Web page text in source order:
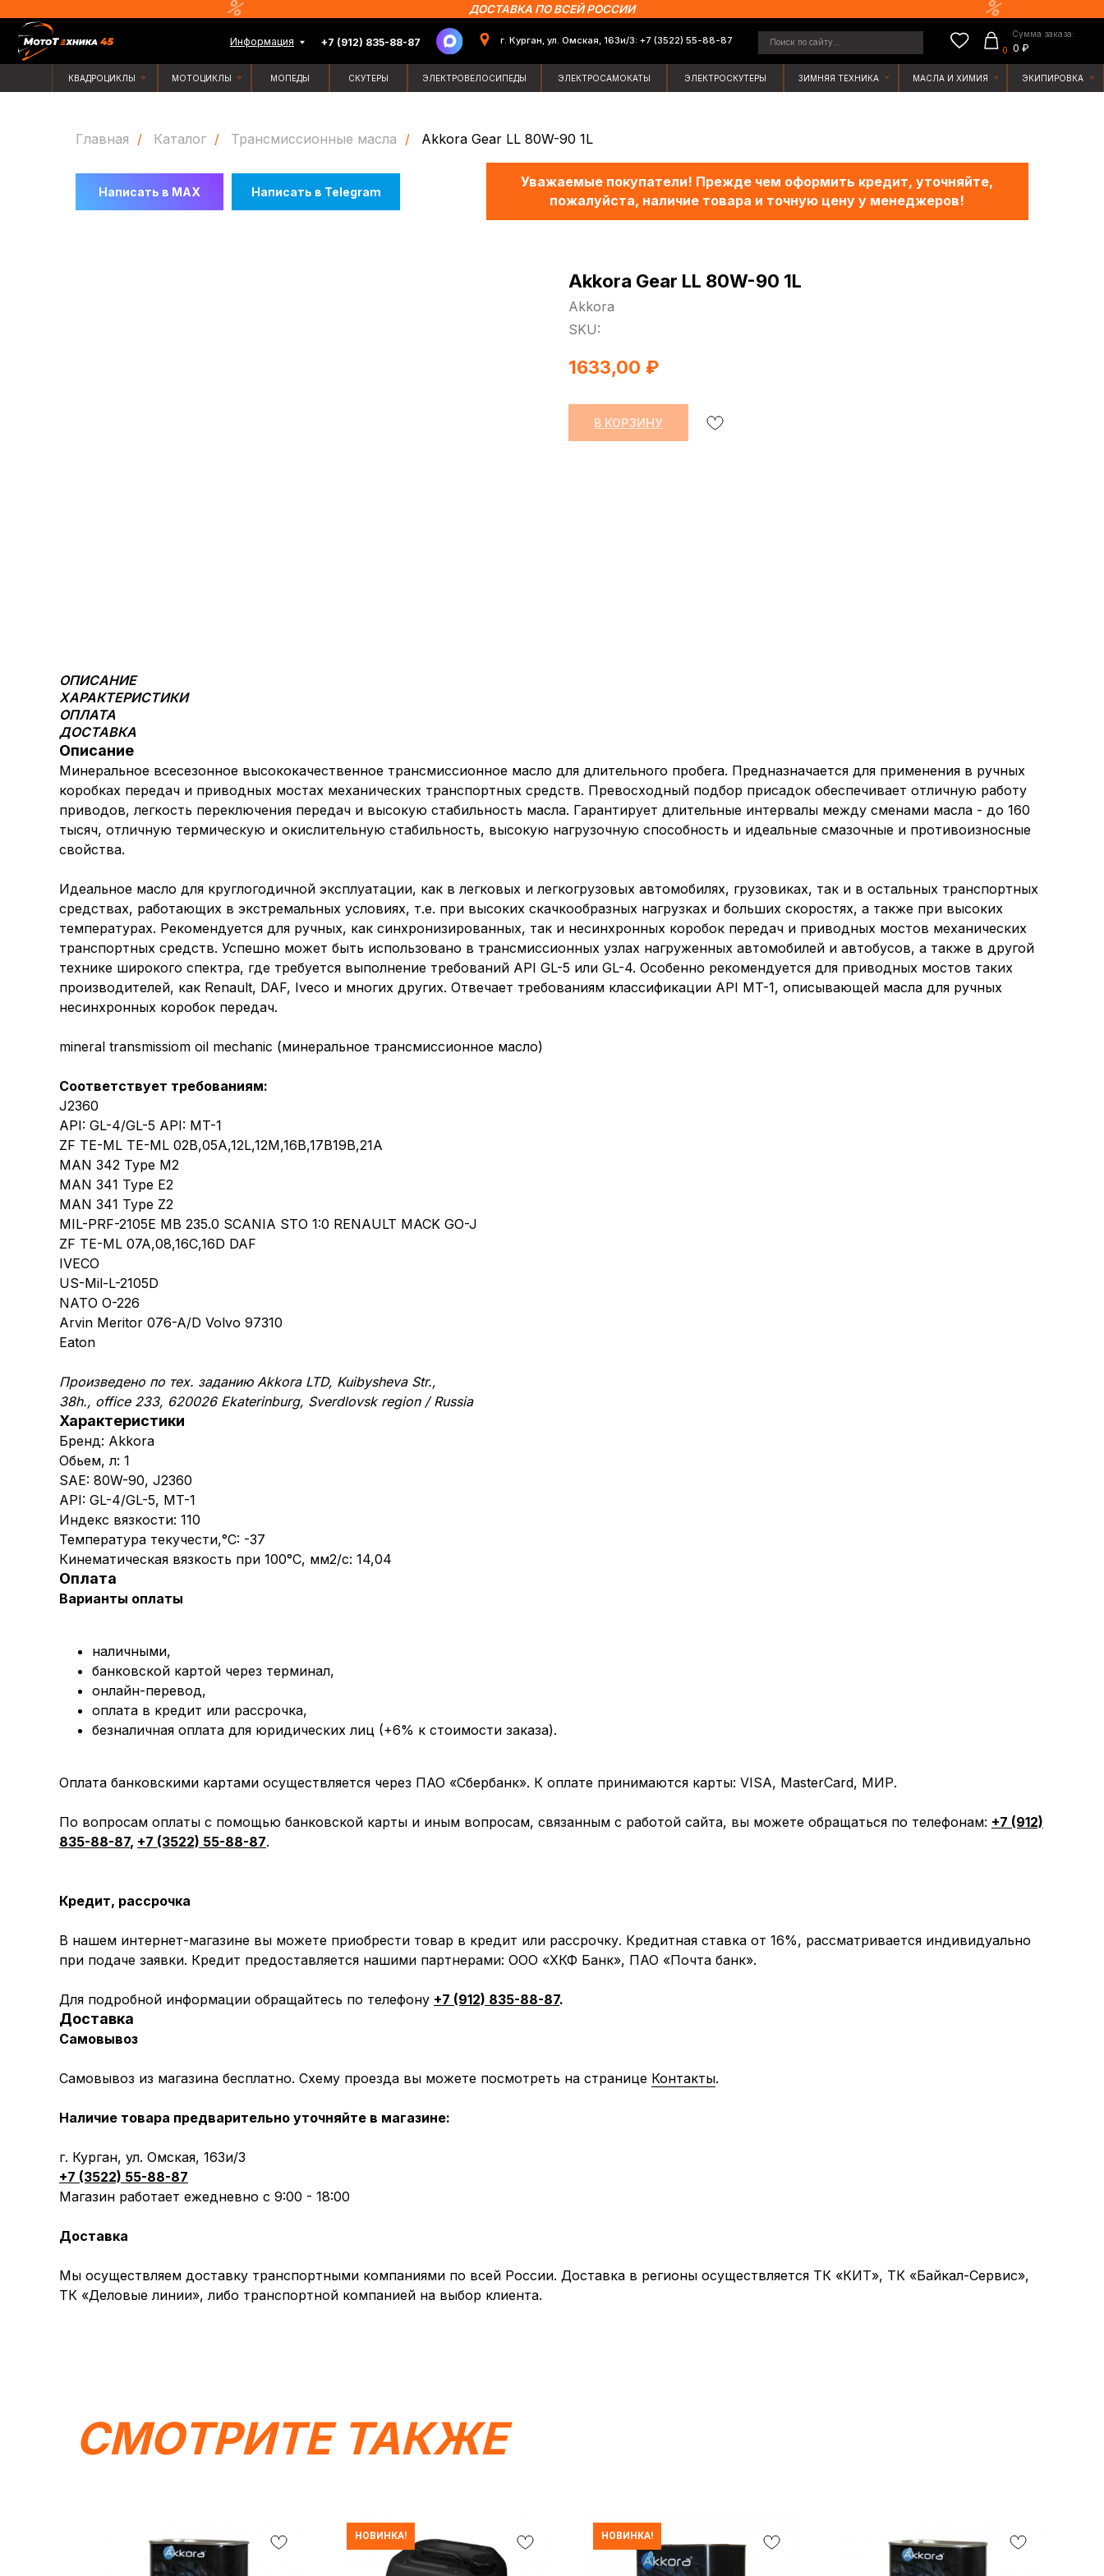
Информация Поиск по сайту...
+7 (912) 835-88-87
Сумма заказа:
г. Курган, ул. Омская, 163и/3: +7 (3522) 55-88-87
ДОСТАВКА ПО ВСЕЙ РОССИИ
Главная / Каталог / Трансмиссионные масла / Akkora Gear LL 80W-90 1L
Написать в MAX Написать в Telegram
Уважаемые покупатели! Прежде чем оформить кредит, уточняйте,
пожалуйста, наличие товара и точную цену у менеджеров!
Akkora Gear LL 80W-90 1L
Akkora
SKU:
1633,00 ₽
В КОРЗИНУ
ОПИСАНИЕ
ХАРАКТЕРИСТИКИ
ОПЛАТА
ДОСТАВКА
Описание
Минеральное всесезонное высококачественное трансмиссионное масло для длительного пробега. Предназначается для применения в ручных
коробках передач и приводных мостах механических транспортных средств. Превосходный подбор присадок обеспечивает отличную работу
приводов, легкость переключения передач и высокую стабильность масла. Гарантирует длительные интервалы между сменами масла - до 160
тысяч, отличную термическую и окислительную стабильность, высокую нагрузочную способность и идеальные смазочные и противоизносные
свойства.
Идеальное масло для круглогодичной эксплуатации, как в легковых и легкогрузовых автомобилях, грузовиках, так и в остальных транспортных
средствах, работающих в экстремальных условиях, т.е. при высоких скачкообразных нагрузках и больших скоростях, а также при высоких
температурах. Рекомендуется для ручных, как синхронизированных, так и несинхронных коробок передач и приводных мостов механических
транспортных средств. Успешно может быть использовано в трансмиссионных узлах нагруженных автомобилей и автобусов, а также в другой
технике широкого спектра, где требуется выполнение требований API GL-5 или GL-4. Особенно рекомендуется для приводных мостов таких
производителей, как Renault, DAF, Iveco и многих других. Отвечает требованиям классификации API MT-1, описывающей масла для ручных
несинхронных коробок передач.
mineral transmissiom oil mechanic (минеральное трансмиссионное масло)
Соответствует требованиям:
J2360
API: GL-4/GL-5 API: MT-1
ZF TE-ML TE-ML 02B,05A,12L,12M,16B,17B19B,21A
MAN 342 Type M2
MAN 341 Type E2
MAN 341 Type Z2
MIL-PRF-2105E MB 235.0 SCANIA STO 1:0 RENAULT MACK GO-J
ZF TE-ML 07A,08,16C,16D DAF
IVECO
US-Mil-L-2105D
NATO O-226
Arvin Meritor 076-A/D Volvo 97310
Eaton
Произведено по тех. заданию Akkora LTD, Kuibysheva Str.,
38h., office 233, 620026 Ekaterinburg, Sverdlovsk region / Russia
Характеристики
Бренд: Akkora
Обьем, л: 1
SAE: 80W-90, J2360
API: GL-4/GL-5, MT-1
Индекс вязкости: 110
Температура текучести,°C: -37
Кинематическая вязкость при 100°C, мм2/с: 14,04
Оплата
Варианты оплаты
наличными,
банковской картой через терминал,
онлайн-перевод,
оплата в кредит или рассрочка,
безналичная оплата для юридических лиц (+6% к стоимости заказа).
Оплата банковскими картами осуществляется через ПАО «Сбербанк». К оплате принимаются карты: VISA, MasterCard, МИР.
По вопросам оплаты с помощью банковской карты и иным вопросам, связанным с работой сайта, вы можете обращаться по телефонам: +7 (912)
835-88-87, +7 (3522) 55-88-87.
Кредит, рассрочка
В нашем интернет-магазине вы можете приобрести товар в кредит или рассрочку. Кредитная ставка от 16%, рассматривается индивидуально
при подаче заявки. Кредит предоставляется нашими партнерами: ООО «ХКФ Банк», ПАО «Почта банк».
Для подробной информации обращайтесь по телефону +7 (912) 835-88-87.
Доставка
Самовывоз
Самовывоз из магазина бесплатно. Схему проезда вы можете посмотреть на странице Контакты.
Наличие товара предварительно уточняйте в магазине:
г. Курган, ул. Омская, 163и/3
+7 (3522) 55-88-87
Магазин работает ежедневно с 9:00 - 18:00
Доставка
Мы осуществляем доставку транспортными компаниями по всей России. Доставка в регионы осуществляется ТК «КИТ», ТК «Байкал-Сервис»,
ТК «Деловые линии», либо транспортной компанией на выбор клиента.
СМОТРИТЕ ТАКЖЕ
НОВИНКА! НОВИНКА!